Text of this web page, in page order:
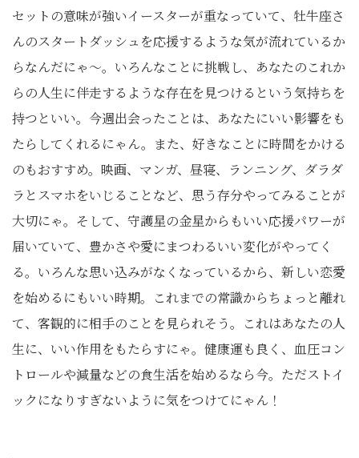
セットの意味が強いイースターが重なっていて、牡牛座さ
んのスタートダッシュを応援するような気が流れているか
らなんだにゃ〜。いろんなことに挑戦し、あなたのこれか
らの人生に伴走するような存在を見つけるという気持ちを
持つといい。今週出会ったことは、あなたにいい影響をも
たらしてくれるにゃん。また、好きなことに時間をかける
のもおすすめ。映画、マンガ、昼寝、ランニング、ダラダ
ラとスマホをいじることなど、思う存分やってみることが
大切にゃ。そして、守護星の金星からもいい応援パワーが
届いていて、豊かさや愛にまつわるいい変化がやってく
る。いろんな思い込みがなくなっているから、新しい恋愛
を始めるにもいい時期。これまでの常識からちょっと離れ
て、客観的に相手のことを見られそう。これはあなたの人
生に、いい作用をもたらすにゃ。健康運も良く、血圧コン
トロールや減量などの食生活を始めるなら今。ただストイ
ックになりすぎないように気をつけてにゃん！